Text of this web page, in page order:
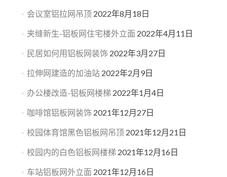
会议室铝拉网吊顶 2022年8月18日
夹缝新生-铝板网住宅楼外立面 2022年4月11日
民居如何用铝板网装饰 2022年3月27日
拉伸网建造的加油站 2022年2月9日
办公楼改造-铝板网楼梯 2022年1月4日
咖啡馆铝板网装饰 2021年12月27日
校园体育馆黑色铝板网吊顶 2021年12月21日
校园内的白色铝板网楼梯 2021年12月16日
车站铝板网外立面 2021年12月16日